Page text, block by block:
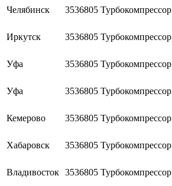
Челябинск 3536805 Турбокомпрессор
Иркутск 3536805 Турбокомпрессор
Уфа 3536805 Турбокомпрессор
Уфа 3536805 Турбокомпрессор
Кемерово 3536805 Турбокомпрессор
Хабаровск 3536805 Турбокомпрессор
Владивосток 3536805 Турбокомпрессор